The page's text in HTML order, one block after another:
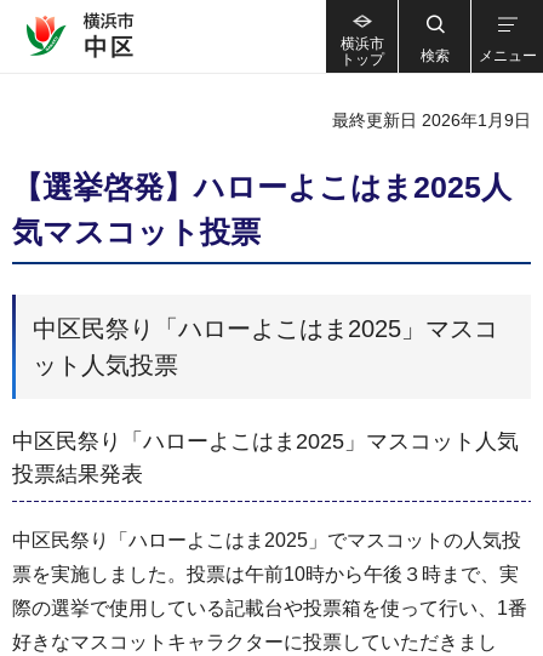
横浜市
トップ
検索 メニュー
最終更新日 2026年1月9日
【選挙啓発】ハローよこはま2025人
気マスコット投票
中区民祭り「ハローよこはま2025」マスコ
ット人気投票
中区民祭り「ハローよこはま2025」マスコット人気
投票結果発表
中区民祭り「ハローよこはま2025」でマスコットの人気投
票を実施しました。投票は午前10時から午後３時まで、実
際の選挙で使用している記載台や投票箱を使って行い、1番
好きなマスコットキャラクターに投票していただきまし